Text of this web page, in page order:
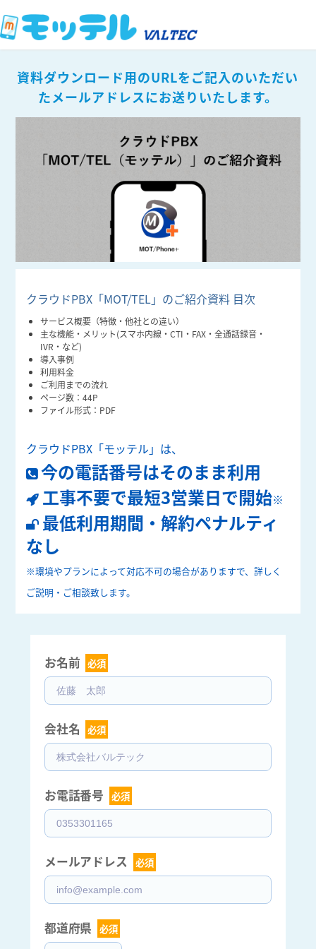
資料ダウンロード用のURLをご記入のいただい
たメールアドレスにお送りいたします。
クラウドPBX「MOT/TEL」のご紹介資料 目次
サービス概要（特徴・他社との違い）
主な機能・メリット(スマホ内線・CTI・FAX・全通話録音・
IVR・など)
導入事例
利用料金
ご利用までの流れ
ページ数：44P
ファイル形式：PDF
クラウドPBX「モッテル」は、
今の電話番号はそのまま利用
工事不要で最短3営業日で開始※
最低利用期間・解約ペナルティ
なし
※環境やプランによって対応不可の場合がありますで、詳しく
ご説明・ご相談致します。
お名前 必須
会社名 必須
お電話番号 必須
メールアドレス 必須
都道府県 必須